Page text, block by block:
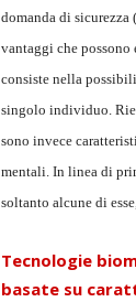
domanda di
vantaggi che
consiste nella
singolo individuo.
sono invece
mentali. In linea di
soltanto alcune di
Tecnologie
basate su